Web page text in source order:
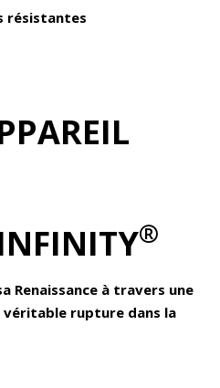
résistantes
®
Renaissance à travers une
véritable rupture dans la